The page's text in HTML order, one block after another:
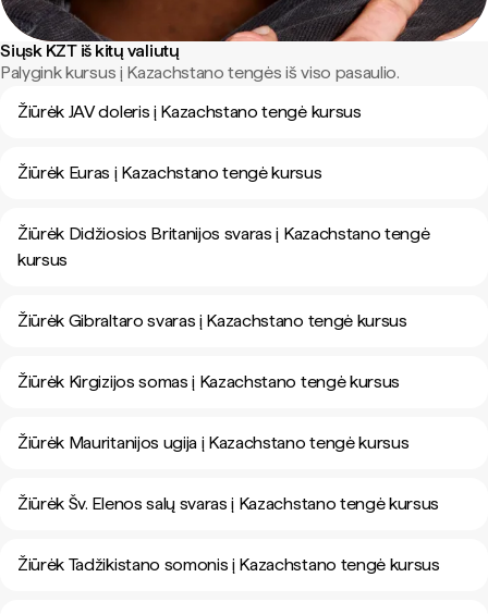
Siųsk KZT iš kitų valiutų
Palygink kursus į Kazachstano tengės iš viso pasaulio.
Žiūrėk JAV doleris į Kazachstano tengė kursus
Žiūrėk Euras į Kazachstano tengė kursus
Žiūrėk Didžiosios Britanijos svaras į Kazachstano tengė
kursus
Žiūrėk Gibraltaro svaras į Kazachstano tengė kursus
Žiūrėk Kirgizijos somas į Kazachstano tengė kursus
Žiūrėk Mauritanijos ugija į Kazachstano tengė kursus
Žiūrėk Šv. Elenos salų svaras į Kazachstano tengė kursus
Žiūrėk Tadžikistano somonis į Kazachstano tengė kursus